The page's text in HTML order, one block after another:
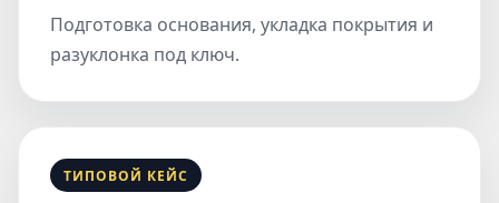
Подготовка основания, укладка покрытия и
разуклонка под ключ.
ТИПОВОЙ КЕЙС